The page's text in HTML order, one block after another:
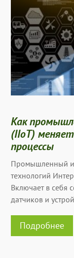
Как
(IIoT)
процессы
Промышленный
технологий
Включает в себя
датчиков и
Подробнее